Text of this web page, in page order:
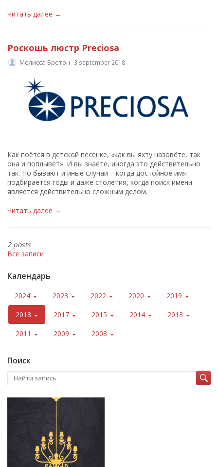
Читать далее →
Роскошь люстр Preciosa
Мелисса Бретон 3 september 2018
Как поётся в детской песенке, «как вы яхту назовёте, так
она и поплывёт». И вы знаете, иногда это действительно
так. Но бывают и иные случаи – когда достойное имя
подбирается годы и даже столетия, когда поиск имени
является действительно сложным делом.
Читать далее →
2 posts
Все записи
Календарь
2024 2023 2022 2020 2019
2018 2017 2015 2014 2013
2011 2009 2008
Поиск